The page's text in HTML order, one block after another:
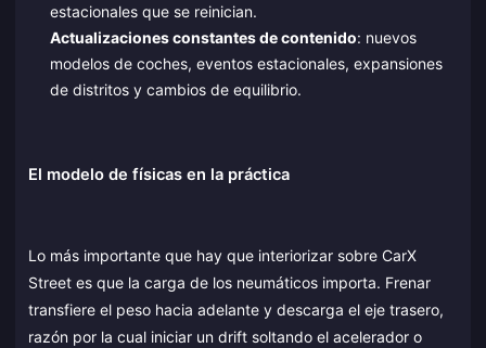
estacionales que se reinician.
Actualizaciones constantes de contenido: nuevos
modelos de coches, eventos estacionales, expansiones
de distritos y cambios de equilibrio.
El modelo de físicas en la práctica
Lo más importante que hay que interiorizar sobre CarX
Street es que la carga de los neumáticos importa. Frenar
transfiere el peso hacia adelante y descarga el eje trasero,
razón por la cual iniciar un drift soltando el acelerador o